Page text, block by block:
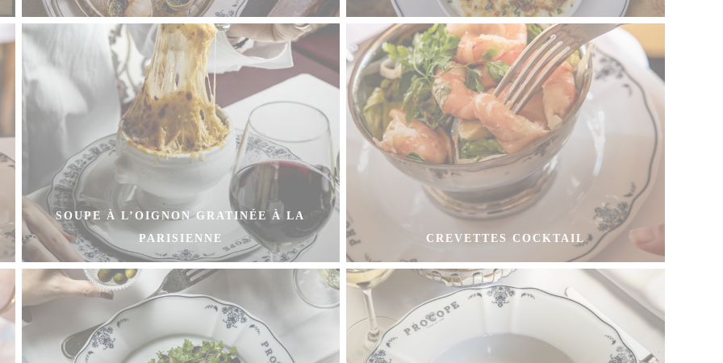
SOUPE À L’OIGNON GRATINÉE À LA
PARISIENNE
CREVETTES COCKTAIL